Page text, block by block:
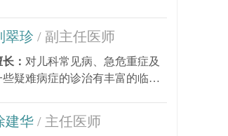
翠珍 / 副主任医师
： 对儿科常见病、急危重症及
些疑难病症的诊治有丰富的临床
建华 / 主任医师